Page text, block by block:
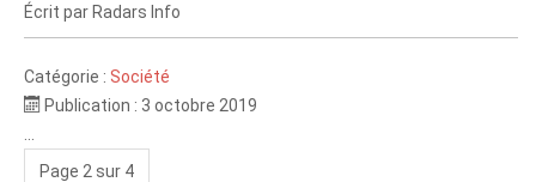
Écrit par Radars Info
Catégorie : Société
Publication : 3 octobre 2019
Page 2 sur 4